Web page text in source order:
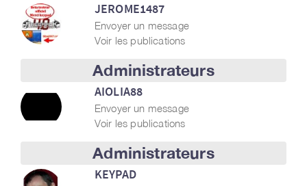
JEROME1487
Envoyer un message
Voir les publications
Administrateurs
AIOLIA88
Envoyer un message
Voir les publications
Administrateurs
KEYPAD